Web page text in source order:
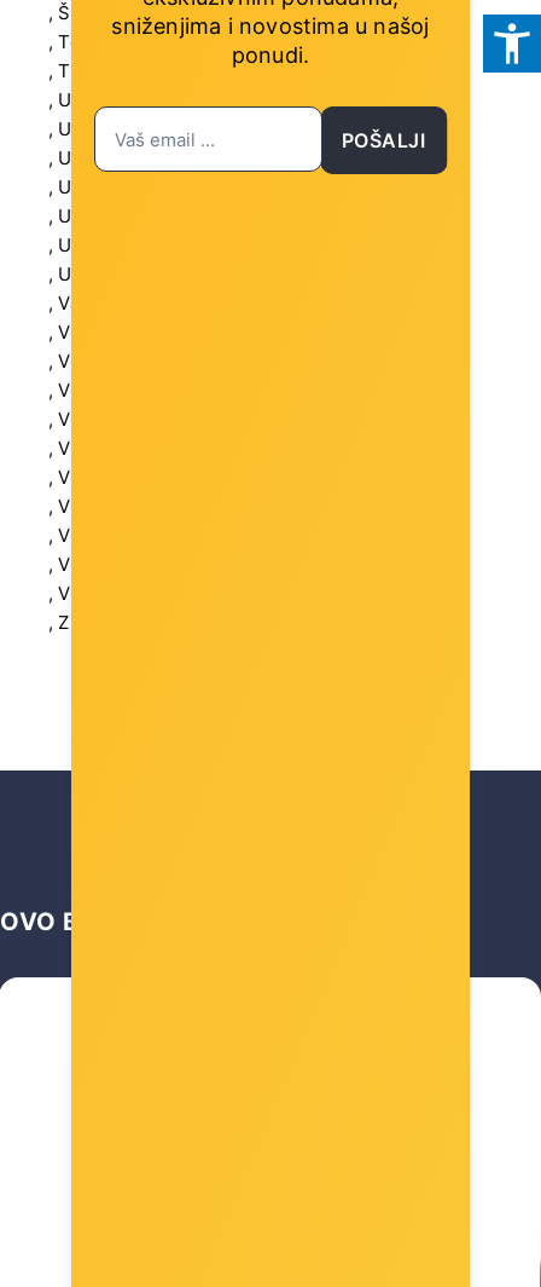
, Širina (mm): 492 mm
, Težina: 9.7 kg
, Thunderbolt 4: 1 (USB Type C)
, Ugrađeni uređaji: Čitač kartica (SD)
, Ulazna frekvencija: 47/63 Hz
, Ulazni napon: AC 90-264 V
, USB 2.0: 2 (USB 2.0 (type A))
, USB 3.2 Gen 1: 2 (USB 3.2 (type A))
, USB 3.2 Gen 2 x2: 2 (USB 3.2 (type C))
, USB 3.2 Gen 2: 1 (USB 3.2 (type C))
, Validacija jamstva: Serijski broj
, Visina (mm): 359 mm
, Visina (mm): 387 mm
, VRAM kapacitet: 16 GB
, VRAM tip: VRAM
, Vrsta jamstva: Next Business Day, ProSupport
, Vrsta memorije: DDR5 SDRAM
, Vrsta memorije: GDDR6 SDRAM
, Vrsta napajanja: Napajanje
, Vrsta pakiranja: Box
, Vrsta: Personal Computer
, Značajke memorije: Unbuffered
OVO BI VAS MOGLO ZANIMATI …
sniženjima i novostima u našoj
ponudi.
POŠALJI